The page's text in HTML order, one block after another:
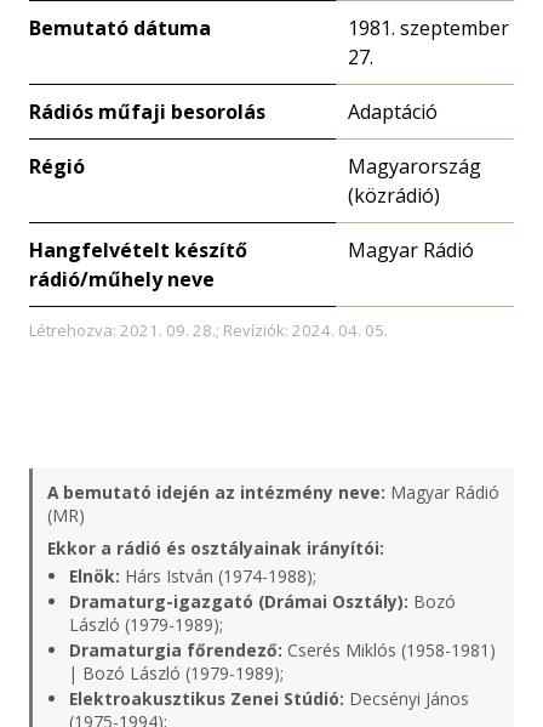
Bemutató dátuma
1981. szeptember
27.
Rádiós műfaji besorolás Adaptáció
Régió
Magyarország
(közrádió)
Hangfelvételt készítő
rádió/műhely neve
Magyar Rádió
Létrehozva: 2021. 09. 28.; Revíziók: 2024. 04. 05.
A bemutató idején az intézmény neve: Magyar Rádió
(MR)
Ekkor a rádió és osztályainak irányítói:
Elnök: Hárs István (1974-1988);
Dramaturg-igazgató (Drámai Osztály): Bozó
László (1979-1989);
Dramaturgia főrendező: Cserés Miklós (1958-1981)
| Bozó László (1979-1989);
Elektroakusztikus Zenei Stúdió: Decsényi János
(1975-1994);